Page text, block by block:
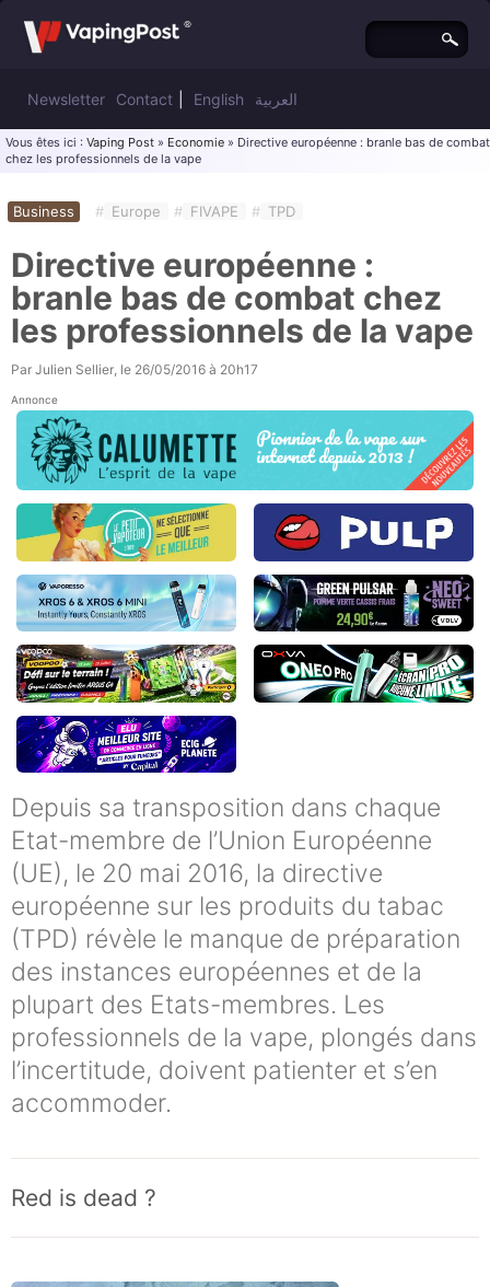
Newsletter Contact English العربية
Vous êtes ici : Vaping Post » Economie » Directive européenne : branle bas de combat
chez les professionnels de la vape
Business # Europe # FIVAPE # TPD
Directive européenne :
branle bas de combat chez
les professionnels de la vape
Par Julien Sellier, le 26/05/2016 à 20h17
Annonce
Depuis sa transposition dans chaque
Etat-membre de l’Union Européenne
(UE), le 20 mai 2016, la directive
européenne sur les produits du tabac
(TPD) révèle le manque de préparation
des instances européennes et de la
plupart des Etats-membres. Les
professionnels de la vape, plongés dans
l’incertitude, doivent patienter et s’en
accommoder.
Red is dead ?